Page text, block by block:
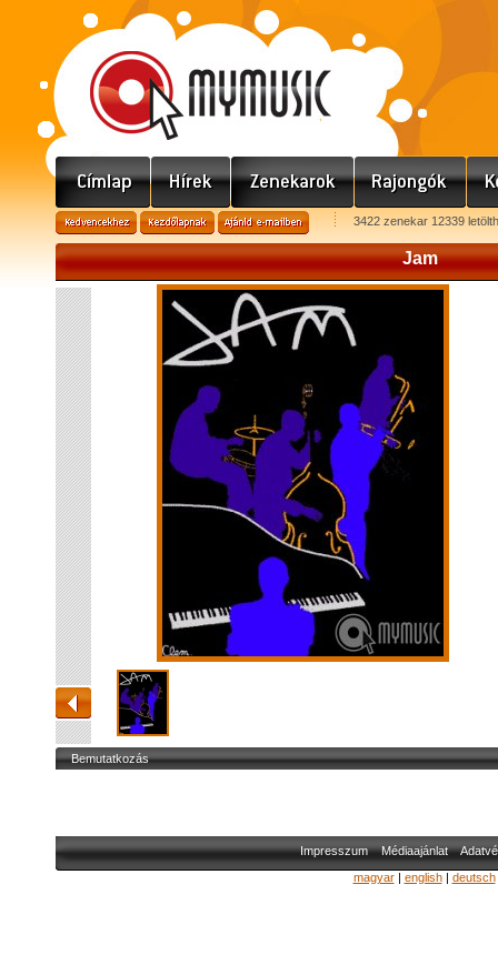
3422 zenekar 12339
Jam
Bemutatkozás
Impresszum Médiaajánlat
magyar| english| deutsch